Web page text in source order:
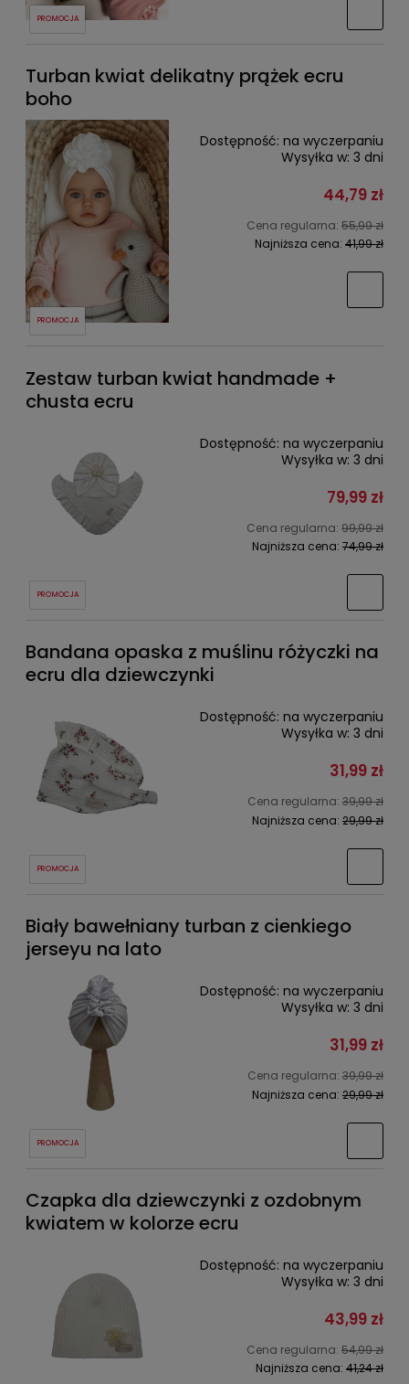
PROMOCJA
Turban kwiat delikatny prążek ecru
boho
Dostępność: na wyczerpaniu
Wysyłka w: 3 dni
44,79 zł
Cena regularna: 55,99 zł
Najniższa cena: 41,99 zł
PROMOCJA
Zestaw turban kwiat handmade +
chusta ecru
Dostępność: na wyczerpaniu
Wysyłka w: 3 dni
79,99 zł
Cena regularna: 99,99 zł
Najniższa cena: 74,99 zł
PROMOCJA
Bandana opaska z muślinu różyczki na
ecru dla dziewczynki
Dostępność: na wyczerpaniu
Wysyłka w: 3 dni
31,99 zł
Cena regularna: 39,99 zł
Najniższa cena: 29,99 zł
PROMOCJA
Biały bawełniany turban z cienkiego
jerseyu na lato
Dostępność: na wyczerpaniu
Wysyłka w: 3 dni
31,99 zł
Cena regularna: 39,99 zł
Najniższa cena: 29,99 zł
PROMOCJA
Czapka dla dziewczynki z ozdobnym
kwiatem w kolorze ecru
Dostępność: na wyczerpaniu
Wysyłka w: 3 dni
43,99 zł
Cena regularna: 54,99 zł
Najniższa cena: 41,24 zł